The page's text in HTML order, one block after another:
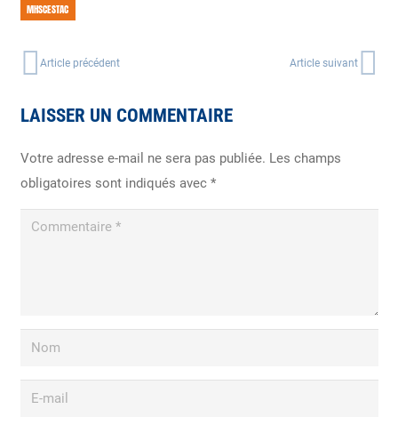
MHSCESTAC
Article précédent Article suivant
LAISSER UN COMMENTAIRE
Votre adresse e-mail ne sera pas publiée. Les champs
obligatoires sont indiqués avec *